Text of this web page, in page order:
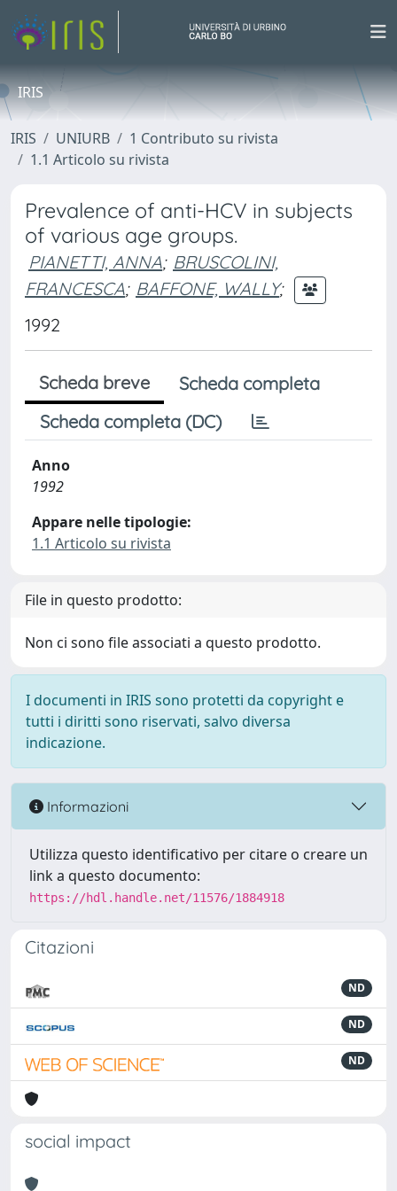
IRIS
IRIS UNIURB
1 Contributo su rivista
1.1 Articolo su rivista
Prevalence of anti-HCV in subjects
of various age groups.
PIANETTI, ANNA; BRUSCOLINI,
FRANCESCA; BAFFONE, WALLY;
1992
Scheda breve
Scheda completa
Scheda completa (DC)
Anno
1992
Appare nelle tipologie:
1.1 Articolo su rivista
File in questo prodotto:
Non ci sono file associati a questo prodotto.
I documenti in IRIS sono protetti da copyright e
tutti i diritti sono riservati, salvo diversa
indicazione.
Informazioni
Utilizza questo identificativo per citare o creare un
link a questo documento:
https://hdl.handle.net/11576/1884918
Citazioni
ND
ND
ND
social impact